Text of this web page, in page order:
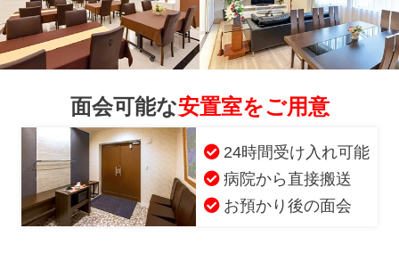
面会可能な安置室をご用意
24時間受け入れ可能
病院から直接搬送
お預かり後の面会
お得な会員価格!